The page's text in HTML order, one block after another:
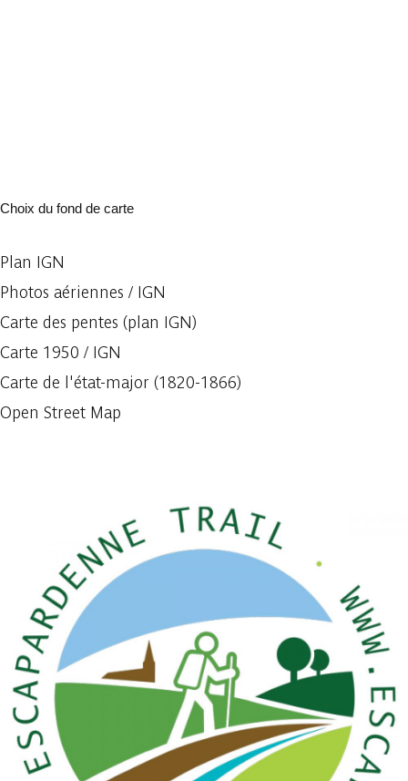
Choix du fond de carte
Plan IGN
Photos aériennes / IGN
Carte des pentes (plan IGN)
Carte 1950 / IGN
Carte de l'état-major (1820-1866)
Open Street Map